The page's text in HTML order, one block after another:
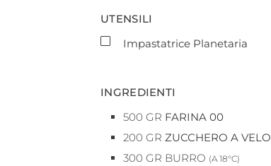
UTENSILI
▢
Impastatrice Planetaria
INGREDIENTI
500 GR FARINA 00
200 GR ZUCCHERO A VELO
300 GR BURRO (A 18°C)